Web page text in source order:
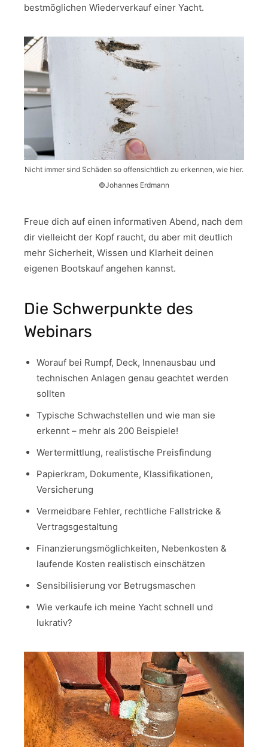
bestmöglichen Wiederverkauf einer Yacht.
Nicht immer sind Schäden so offensichtlich zu erkennen, wie hier.
©Johannes Erdmann
Freue dich auf einen informativen Abend, nach dem
dir vielleicht der Kopf raucht, du aber mit deutlich
mehr Sicherheit, Wissen und Klarheit deinen
eigenen Bootskauf angehen kannst.
Die Schwerpunkte des
Webinars
Worauf bei Rumpf, Deck, Innenausbau und
technischen Anlagen genau geachtet werden
sollten
Typische Schwachstellen und wie man sie
erkennt – mehr als 200 Beispiele!
Wertermittlung, realistische Preisfindung
Papierkram, Dokumente, Klassifikationen,
Versicherung
Vermeidbare Fehler, rechtliche Fallstricke &
Vertragsgestaltung
Finanzierungsmöglichkeiten, Nebenkosten &
laufende Kosten realistisch einschätzen
Sensibilisierung vor Betrugsmaschen
Wie verkaufe ich meine Yacht schnell und
lukrativ?